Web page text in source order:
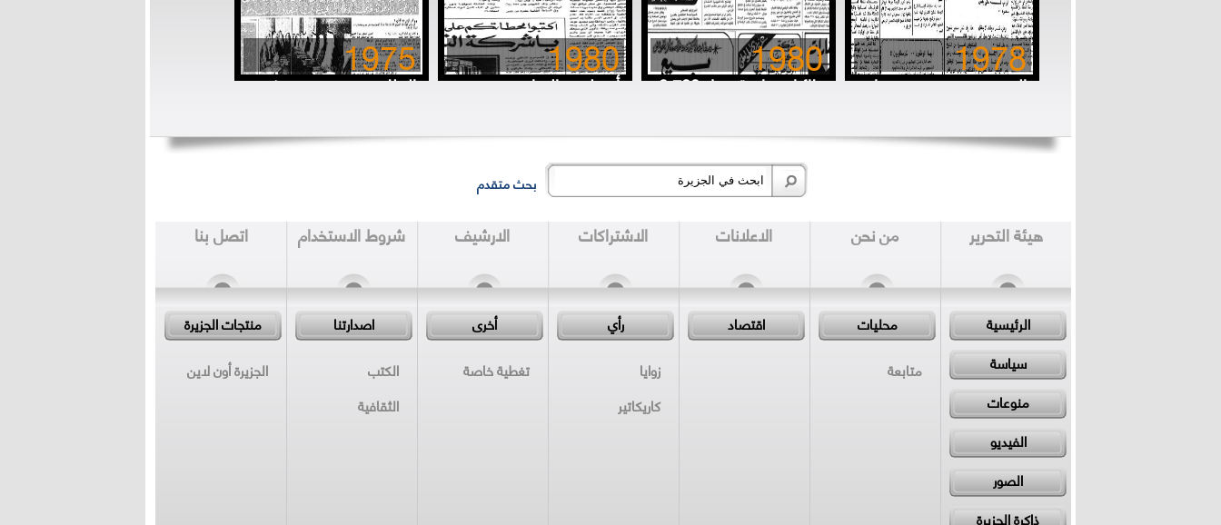
1975
الملك حسين في حديث
1980
أتى لعقد القِران.. وفوجئ
1980
8 طائرات خاصة تنقل 700
1978
المتخنفسون.. مستهتروا
بحث متقدم
هيئة التحرير من نحن الاعلانات الاشتراكات الارشيف شروط الاستخدام اتصل بنا
الرئيسية
سياسة
منوعات
الفيديو
الصور
ذاكرة الجزيرة
محليات
متابعة
اقتصاد
رأي
زوايا
كاريكاتير
أخرى
تغطية خاصة
اصدارتنا
الكتب
الثقافية
منتجات الجزيرة
الجزيرة أون لاين